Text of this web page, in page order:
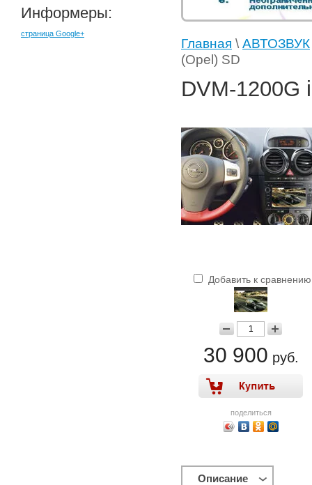
Информеры:
страница Google+
Главная \ АВТОЗВУК
(Opel) SD
DVM-1200G
Добавить к сравнению
30 900 руб.
поделиться
Описание